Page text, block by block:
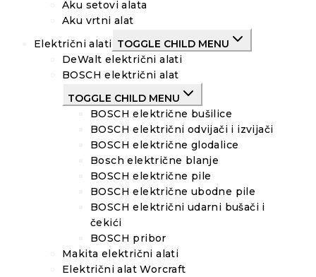
Aku setovi alata
Aku vrtni alat
Električni alati TOGGLE CHILD MENU
DeWalt električni alati
BOSCH električni alat
TOGGLE CHILD MENU
BOSCH električne bušilice
BOSCH električni odvijači i izvijači
BOSCH električne glodalice
Bosch električne blanje
BOSCH električne pile
BOSCH električne ubodne pile
BOSCH električni udarni bušači i
čekići
BOSCH pribor
Makita električni alati
Električni alat Worcraft